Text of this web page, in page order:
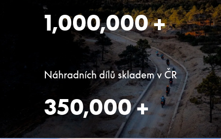
1,000,000+
Náhradních dílů skladem v ČR
350,000+